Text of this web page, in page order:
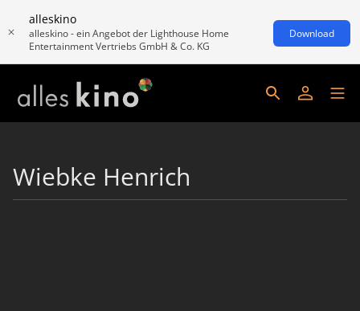
alleskino
alleskino - ein Angebot der Lighthouse Home
Entertainment Vertriebs GmbH & Co. KG
Download
Wiebke Henrich